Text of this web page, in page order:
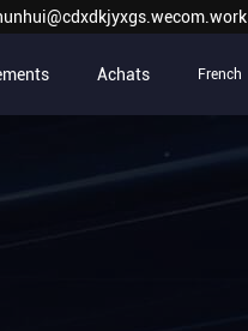
Achats French